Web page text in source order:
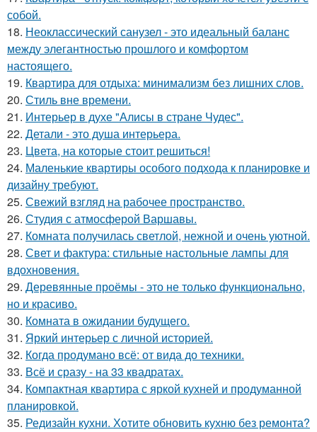
собой.
18. Неоклассический санузел - это идеальный баланс
между элегантностью прошлого и комфортом
настоящего.
19. Квартира для отдыха: минимализм без лишних слов.
20. Стиль вне времени.
21. Интерьер в духе "Алисы в стране Чудес".
22. Детали - это душа интерьера.
23. Цвета, на которые стоит решиться!
24. Маленькие квартиры особого подхода к планировке и
дизайну требуют.
25. Свежий взгляд на рабочее пространство.
26. Студия с атмосферой Варшавы.
27. Комната получилась светлой, нежной и очень уютной.
28. Свет и фактура: стильные настольные лампы для
вдохновения.
29. Деревянные проёмы - это не только функционально,
но и красиво.
30. Комната в ожидании будущего.
31. Яркий интерьер с личной историей.
32. Когда продумано всё: от вида до техники.
33. Всё и сразу - на 33 квадратах.
34. Компактная квартира с яркой кухней и продуманной
планировкой.
35. Редизайн кухни. Хотите обновить кухню без ремонта?